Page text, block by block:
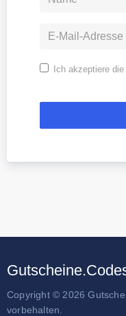
Ich akzeptiere die
Copyright © 2026
vorbehalten.